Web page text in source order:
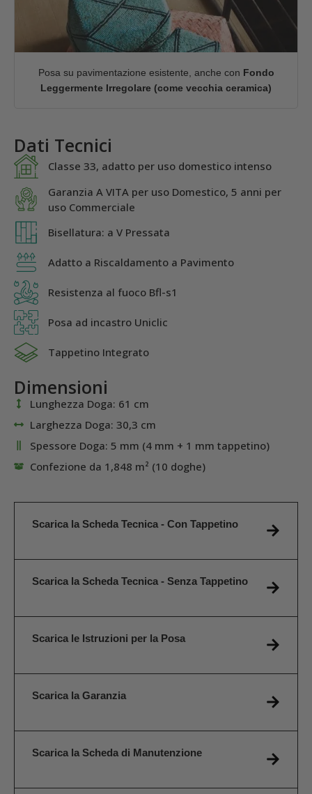
Posa su pavimentazione esistente, anche con Fondo
Leggermente Irregolare (come vecchia ceramica)
Dati Tecnici
Classe 33, adatto per uso domestico intenso
Garanzia A VITA per uso Domestico, 5 anni per
uso Commerciale
Bisellatura: a V Pressata
Adatto a Riscaldamento a Pavimento
Resistenza al fuoco Bfl-s1
Posa ad incastro Uniclic
Tappetino Integrato
Dimensioni
Lunghezza Doga: 61 cm
Larghezza Doga: 30,3 cm
Spessore Doga: 5 mm (4 mm + 1 mm tappetino)
Confezione da 1,848 m² (10 doghe)
Scarica la Scheda Tecnica - Con Tappetino
Scarica la Scheda Tecnica - Senza Tappetino
Scarica le Istruzioni per la Posa
Scarica la Garanzia
Scarica la Scheda di Manutenzione